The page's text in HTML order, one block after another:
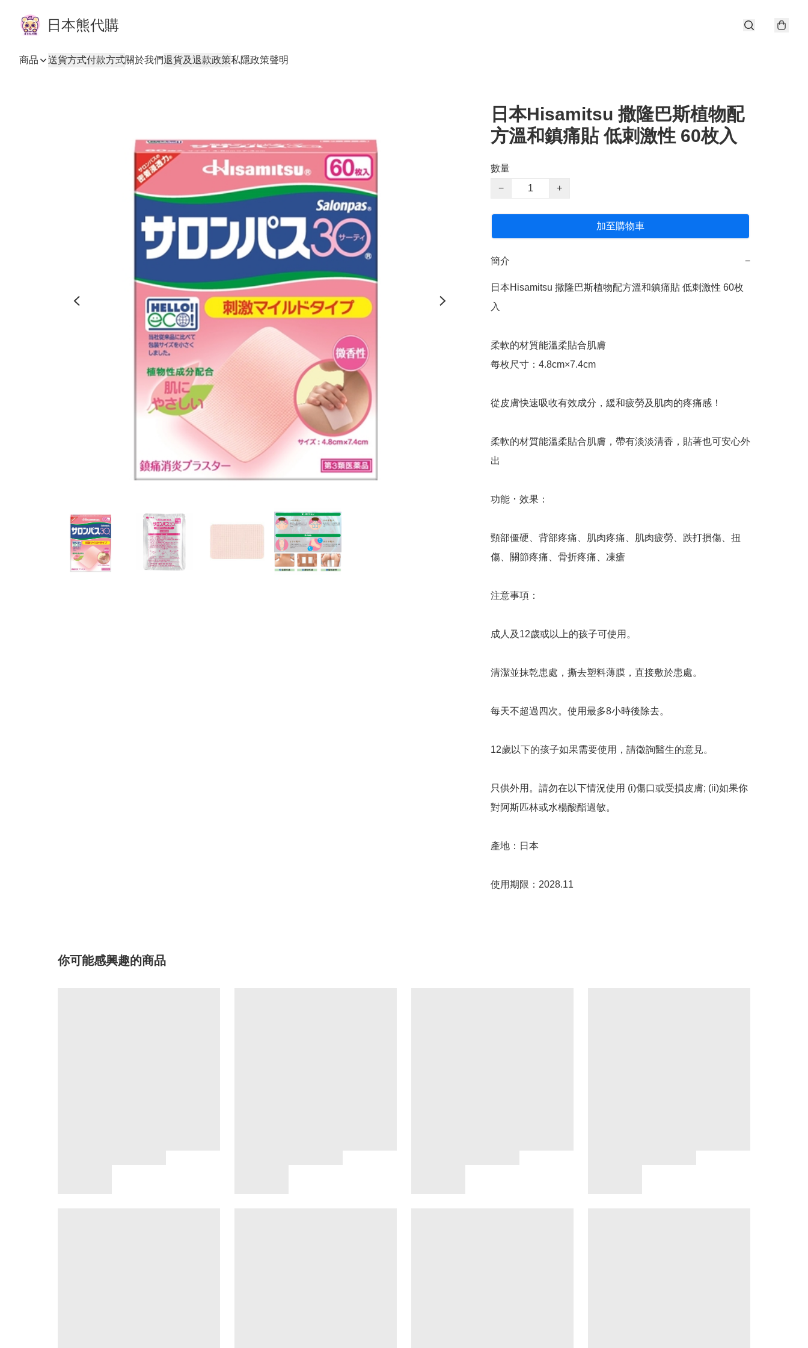
日本熊代購
商品 送貨方式付款方式關於我們退貨及退款政策私隱政策聲明
日本Hisamitsu 撒隆巴斯植物配
方溫和鎮痛貼 低刺激性 60枚入
數量
−
+
加至購物車
簡介 −
日本Hisamitsu 撒隆巴斯植物配方溫和鎮痛貼 低刺激性 60枚
入
柔軟的材質能溫柔貼合肌膚
每枚尺寸：4.8cm×7.4cm
從皮膚快速吸收有效成分，緩和疲勞及肌肉的疼痛感！
柔軟的材質能溫柔貼合肌膚，帶有淡淡清香，貼著也可安心外
出
功能 ･ 效果：
頸部僵硬、背部疼痛、肌肉疼痛、肌肉疲勞、跌打損傷、扭
傷、關節疼痛、骨折疼痛、凍瘡
注意事項：
成人及12歲或以上的孩子可使用。
清潔並抹乾患處，撕去塑料薄膜，直接敷於患處。
每天不超過四次。使用最多8小時後除去。
12歲以下的孩子如果需要使用，請徵詢醫生的意見。
只供外用。請勿在以下情況使用 (i)傷口或受損皮膚; (ii)如果你
對阿斯匹林或水楊酸酯過敏。
產地：日本
你可能感興趣的商品